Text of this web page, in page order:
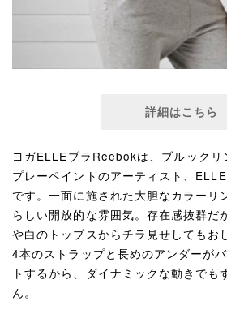
詳細はこちら
ヨガELLEブラReebokは、ブルックリ
プレーペイントのアーティスト、
です。一面に施された大胆なカラーリ
らしい開放的な雰囲気。存在感抜群だ
や白のトップスからチラ見せしてもお
4本のストラップと長めのアンダーが
トするから、ダイナミックな動きでも
ん。